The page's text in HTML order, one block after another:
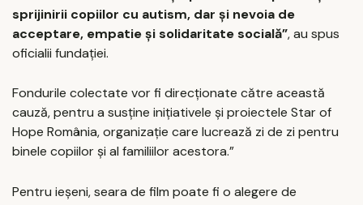
sprijinirii copiilor cu autism, dar și nevoia de
acceptare, empatie și solidaritate socială”, au spus
oficialii fundației.
Fondurile colectate vor fi direcționate către această
cauză, pentru a susține inițiativele și proiectele Star of
Hope România, organizație care lucrează zi de zi pentru
binele copiilor și al familiilor acestora.”
Pentru ieșeni, seara de film poate fi o alegere de